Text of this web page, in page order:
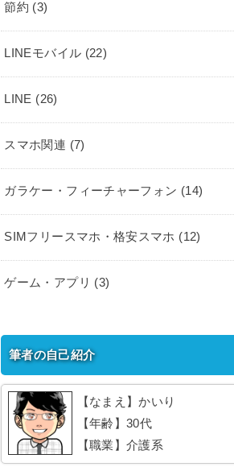
節約 (3)
LINEモバイル (22)
LINE (26)
スマホ関連 (7)
ガラケー・フィーチャーフォン (14)
SIMフリースマホ・格安スマホ (12)
ゲーム・アプリ (3)
筆者の自己紹介
【なまえ】かいり
【年齢】30代
【職業】介護系